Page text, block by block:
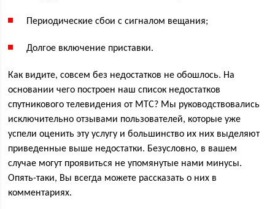
Периодические сбои с сигналом вещания;
Долгое включение приставки.
Как видите, совсем без недостатков не обошлось. На
основании чего построен наш список недостатков
спутникового телевидения от МТС? Мы руководствовались
исключительно отзывами пользователей, которые уже
успели оценить эту услугу и большинство их них выделяют
приведенные выше недостатки. Безусловно, в вашем
случае могут проявиться не упомянутые нами минусы.
Опять-таки, Вы всегда можете рассказать о них в
комментариях.